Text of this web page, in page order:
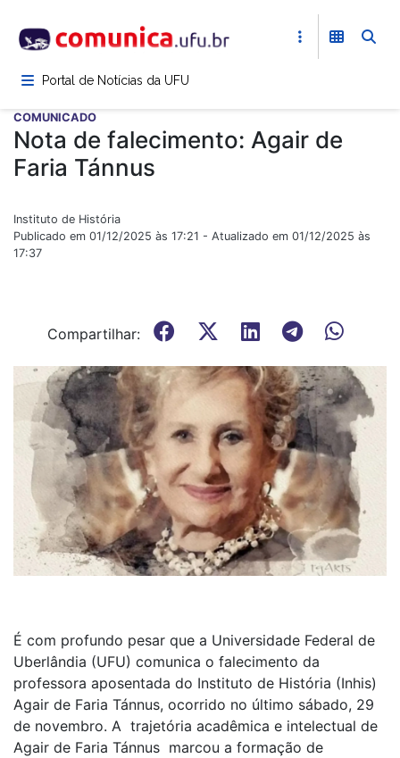
para
conteúdoPortal de Notícias da UFU
COMUNICADO
Nota de falecimento: Agair de
Faria Tánnus
Instituto de História
Publicado em 01/12/2025 às 17:21 - Atualizado em 01/12/2025 às
17:37
Compartilhar:
É com profundo pesar que a Universidade Federal de
Uberlândia (UFU) comunica o falecimento da
professora aposentada do Instituto de História (Inhis)
Agair de Faria Tánnus, ocorrido no último sábado, 29
de novembro. A trajetória acadêmica e intelectual de
Agair de Faria Tánnus marcou a formação de